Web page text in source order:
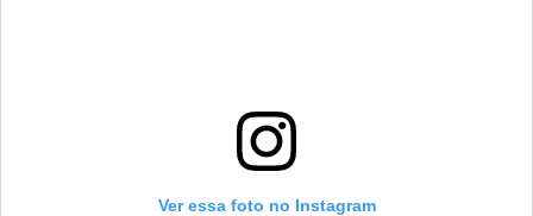
Ver essa foto no Instagram